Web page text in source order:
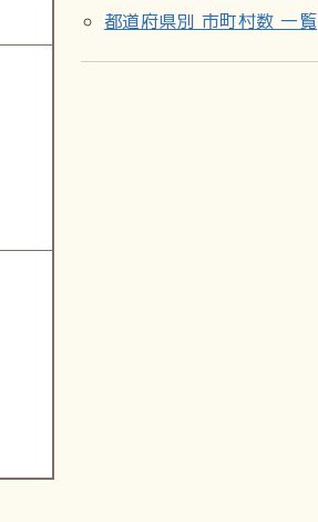
都道府県別 市町村数 一覧